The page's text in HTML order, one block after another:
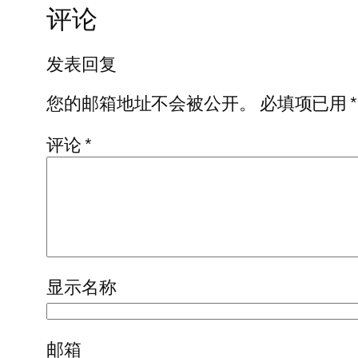
评论
发表回复
您的邮箱地址不会被公开。
必填项已用*
评论*
显示名称
邮箱